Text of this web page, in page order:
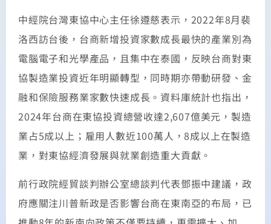
中經院台灣東協中心主任徐遵慈表示，2022年8月裴
洛西訪台後，台商新增投資家數成長最快的產業別為
電腦電子和光學產品，且集中在泰國，反映台商對東
協製造業投資近年明顯轉型，同時期亦帶動研發、金
融和保險服務業家數快速成長。資料庫統計也指出，
2024年台商在東協投資總營收達2,607億美元，製造
業占5成以上；雇用人數近100萬人，8成以上在製造
業，對東協經濟發展與就業創造重大貢獻。
前行政院經貿談判辦公室總談判代表鄧振中建議，政
府應關注川普新政是否影響台商在東南亞的布局，已